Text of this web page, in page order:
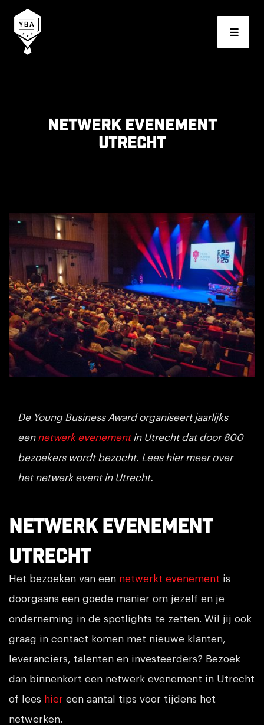
Young Business Award
Netwerk evenement
Utrecht
De Young Business Award organiseert jaarlijks
een netwerk evenementin Utrecht dat door 800
bezoekers wordt bezocht. Lees hier meer over
het netwerk event in Utrecht.
Netwerk evenement
Utrecht
Het bezoeken van een netwerkt evenement is
doorgaans een goede manier om jezelf en je
onderneming in de spotlights te zetten. Wil jij ook
graag in contact komen met nieuwe klanten,
leveranciers, talenten en investeerders? Bezoek
dan binnenkort een netwerk evenement in Utrecht
of lees hier een aantal tips voor tijdens het
netwerken.